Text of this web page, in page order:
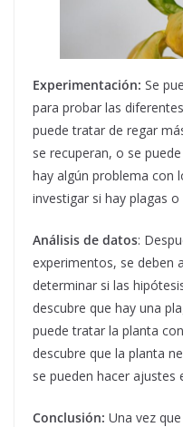
Experimentación: Se
para probar las
puede tratar de regar
se recuperan, o se
hay algún problema con
investigar si hay plagas
Análisis de datos:
experimentos, se deben
determinar si las
descubre que hay una
puede tratar la planta
descubre que la planta
se pueden hacer ajustes
Conclusión: Una vez